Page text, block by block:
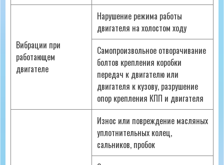
Вибрации при
работающем
двигателе
Нарушение режима работы
двигателя на холостом ходу
Самопроизвольное отворачивание
болтов крепления коробки
передач к двигателю или
двигателя к кузову, разрушение
опор крепления КПП и двигателя
Износ или повреждение масляных
уплотнительных колец,
сальников, пробок